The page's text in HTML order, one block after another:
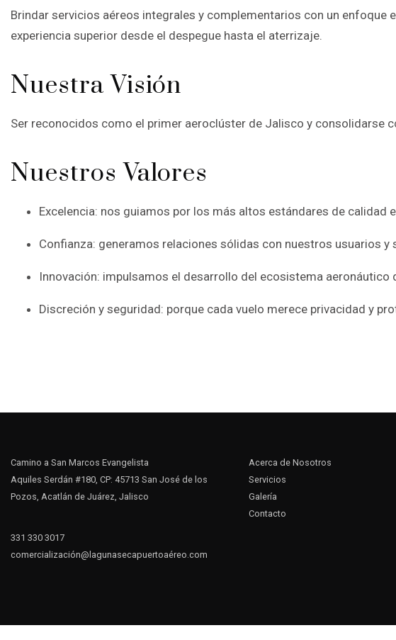
Brindar servicios aéreos integrales y complementarios con un
experiencia superior desde el despegue hasta el aterrizaje.
Nuestra Visión
Ser reconocidos como el primer aeroclúster de Jalisco y consolidarse
Nuestros Valores
Excelencia: nos guiamos por los más altos estándares de calidad
Confianza: generamos relaciones sólidas con nuestros usuarios y
Innovación: impulsamos el desarrollo del ecosistema aeronáutico
Discreción y seguridad: porque cada vuelo merece privacidad y
Camino a San Marcos Evangelista
Aquiles Serdán #180, CP: 45713 San José de los
Pozos, Acatlán de Juárez, Jalisco
331 330 3017
comercialización@lagunasecapuertoaéreo.com
Acerca de Nosotros
Servicios
Galería
Contacto